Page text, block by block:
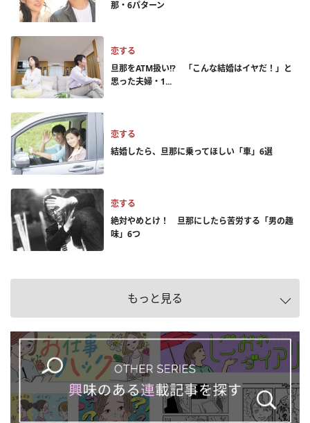
那・6パターン
恋する
旦那をATM扱い!? 「こんな結婚はイヤだ！」と
思った夫婦・1...
恋する
結婚したら、旦那に乗ってほしい「車」6選
恋する
絶対やめとけ！ 旦那にしたら苦労する「男の趣
味」6つ
もっと見る